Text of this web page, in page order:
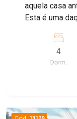
aquela casa
Esta é uma
excelente
residência
charme dos
armários
4
Dorm.